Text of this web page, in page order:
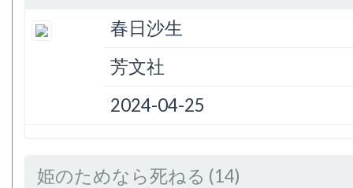
春日沙生
芳文社
2024-04-25
姫のためなら死ねる (14)